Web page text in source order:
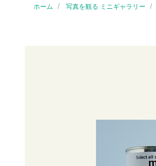
ホーム 写真を観る ミニギャラリー